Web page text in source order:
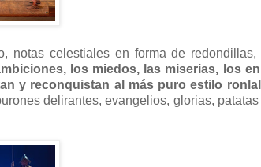
notas celestiales en forma de redondillas,
los miedos, las miserias, los
y reconquistan al más puro estilo
delirantes, evangelios, glorias, patatas